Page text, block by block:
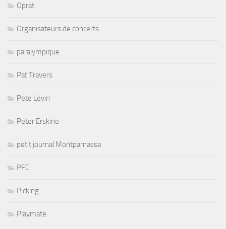
Oprat
Organisateurs de concerts
paralympique
Pat Travers
Pete Levin
Peter Erskine
petit journal Montparnasse
PFC
Picking
Playmate